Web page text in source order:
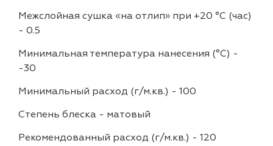
Межслойная сушка «на отлип» при +20 °С (час)
- 0.5
Минимальная температура нанесения (°С) -
-30
Минимальный расход (г/м.кв.) - 100
Степень блеска - матовый
Рекомендованный расход (г/м.кв.) - 120